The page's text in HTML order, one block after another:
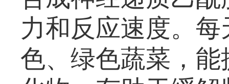
力和反应速度。
色、绿色蔬菜，